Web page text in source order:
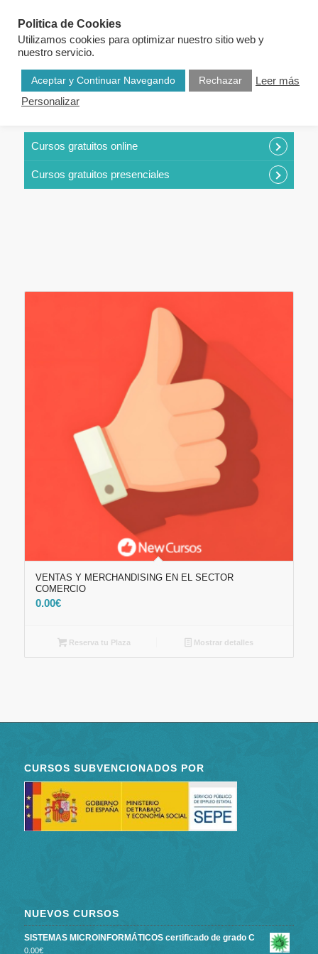
Cursos gratuitos online
Cursos gratuitos presenciales
VENTAS Y MERCHANDISING EN EL SECTOR
COMERCIO
0.00€
Reserva tu Plaza Mostrar detalles
CURSOS SUBVENCIONADOS POR
NUEVOS CURSOS
SISTEMAS MICROINFORMÁTICOS certificado de grado C
0.00€
Politica de Cookies
Utilizamos cookies para optimizar nuestro sitio web y
nuestro servicio.
Aceptar y Continuar Navegando Rechazar
Leer más
Personalizar